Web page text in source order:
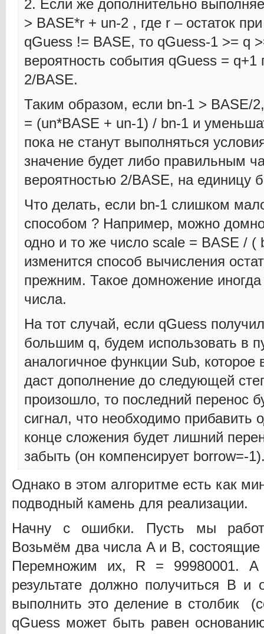
2. Если же дополнительно
> BASE*r + un-2 , где r – остаток
qGuess != BASE, то qGuess-1 >= q
вероятность события qGuess = q+1
2/BASE.
Таким образом, если bn-1 > BASE/
= (un*BASE + un-1) / bn-1 и
пока не станут выполняться
значение будет либо правильным
вероятностью 2/BASE, на единицу
Что делать, если bn-1 слишком
способом ? Например, можно
одно и то же число scale = BASE / (
изменится способ вычисления
прежним. Такое домножение
числа.
На тот случай, если qGuess
большим q, будем использовать в
аналогичное функции Sub, которое
даст дополнение до следующей
произошло, то последний перенос
сигнал, что необходимо прибавить
конце сложения будет лишний
забыть (он компенсирует borrow=-
Однако в этом алгоритме есть как
подводный камень для реализации.
Начну с ошибки. Пусть мы
Возьмём два числа A и B,
Перемножим их, R = 99980001.
результате должно получиться B и
выполнить это деление в столбик
qGuess может быть равен